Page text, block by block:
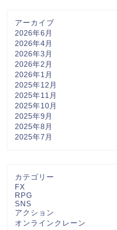
アーカイブ
2026年6月
2026年4月
2026年3月
2026年2月
2026年1月
2025年12月
2025年11月
2025年10月
2025年9月
2025年8月
2025年7月
カテゴリー
FX
RPG
SNS
アクション
オンラインクレーン